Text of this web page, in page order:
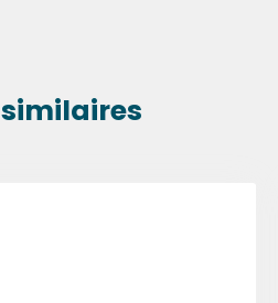
similaires